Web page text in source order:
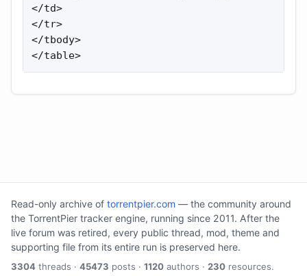
</td>
</tr>
</tbody>
</table>
Read-only archive of torrentpier.com — the community around
the TorrentPier tracker engine, running since 2011. After the
live forum was retired, every public thread, mod, theme and
supporting file from its entire run is preserved here.
3304 threads · 45473 posts · 1120 authors · 230 resources.